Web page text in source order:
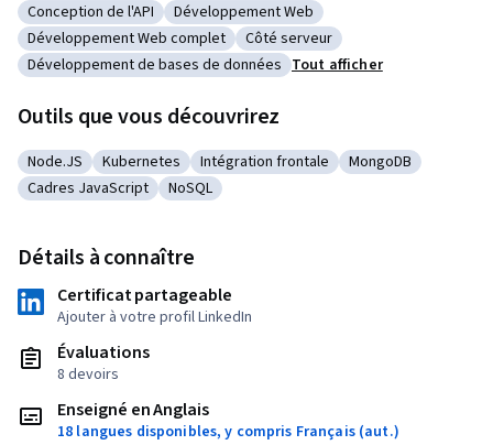
Catégorie : Conception de l'API
Conception de l'API Catégorie : Développement Web
Développement Web
Catégorie : Développement Web complet
Développement Web complet Catégorie : Côté serveur
Côté serveur
Catégorie : Développement de bases de données
Développement de bases de données Tout afficher
Outils que vous découvrirez
Catégorie : Node.JS
Node.JS Catégorie : Kubernetes
Kubernetes Catégorie : Intégration frontale
Intégration frontale Catégorie :
MongoDB
Catégorie : Cadres JavaScript
Cadres JavaScript Catégorie : NoSQL
NoSQL
Détails à connaître
Certificat partageable
Ajouter à votre profil LinkedIn
Évaluations
8 devoirs
Enseigné en Anglais
18 langues disponibles, y compris Français (aut.)